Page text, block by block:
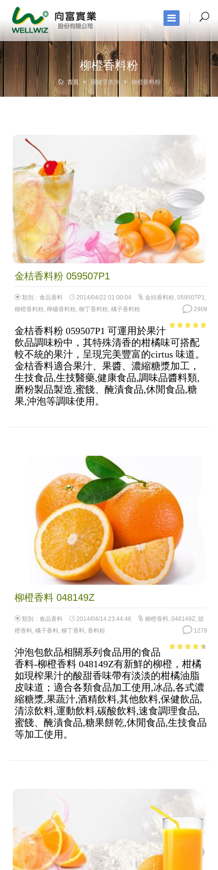
柳橙香料粉
首頁 關鍵字查詢 柳橙香料粉
金桔香料粉 059507P1
類別： 食品香料 2014/04/22 01:00:04 金桔香料粉, 059507P1,
柳橙香料粉, 檸檬香料粉, 柳丁香料粉, 橘子香料粉 2909
5
金桔香料粉 059507P1 可運用於果汁
飲品調味粉中，其特殊清香的柑橘味可搭配
較不統的果汁，呈現完美豐富的cirtus 味道。
金桔香料適合果汁、果醬、濃縮糖漿加工，
生技食品,生技醫藥,健康食品,調味品醬料類,
磨粉製品製造,蜜餞、醃漬食品,休閒食品,糖
果,沖泡等調味使用。
柳橙香料 048149Z
類別： 食品香料 2014/04/14 23:44:46 柳橙香料, 048149Z, 甜
橙香料, 橘子香料, 柳丁香料, 香料粉 1279
of 5
沖泡包飲品相關系列食品用的食品
香料-柳橙香料 048149Z有新鮮的柳橙，柑橘
如現榨果汁的酸甜香味帶有淡淡的柑橘油脂
皮味道；適合各類食品加工使用,冰品,各式濃
縮糖漿,果蔬汁,酒精飲料,其他飲料,保健飲品,
清涼飲料,運動飲料,碳酸飲料,速食調理食品,
蜜餞、醃漬食品,糖果餅乾,休閒食品,生技食品
等加工使用。